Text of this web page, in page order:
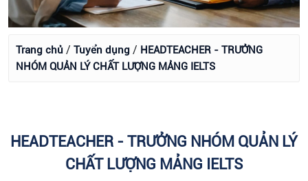
Trang chủ / Tuyển dụng / HEADTEACHER - TRƯỞNG
NHÓM QUẢN LÝ CHẤT LƯỢNG MẢNG IELTS
HEADTEACHER - TRƯỞNG NHÓM QUẢN LÝ
CHẤT LƯỢNG MẢNG IELTS